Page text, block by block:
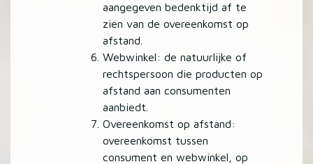
aangegeven bedenktijd af te
zien van de overeenkomst op
afstand.
Webwinkel: de natuurlijke of
rechtspersoon die producten op
afstand aan consumenten
aanbiedt.
Overeenkomst op afstand:
overeenkomst tussen
consument en webwinkel, op